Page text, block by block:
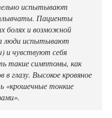
испытывают
Пациенты
болях и возможной
люди испытывают
и чувствуют себя
такие симптомы, как
в глазу. Высокое кровяное
«крошечные тонкие